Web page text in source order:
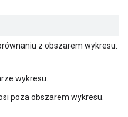
z obszarem wykresu.
wykresu.
poza obszarem wykresu.